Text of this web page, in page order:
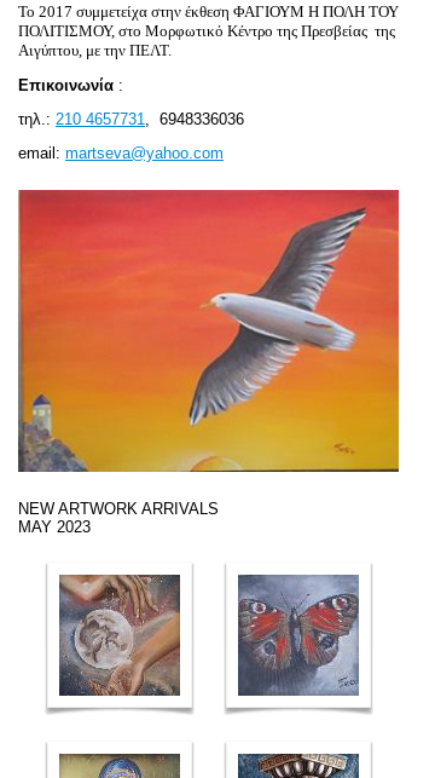
Το 2017 συμμετείχα στην έκθεση ΦΑΓΙΟΥΜ Η ΠΟΛΗ ΤΟΥ
ΠΟΛΙΤΙΣΜΟΥ, στο Μορφωτικό Κέντρο της Πρεσβείας της
Αιγύπτου, με την ΠΕΛΤ.
Επικοινωνία :
τηλ.: 210 4657731
6948336036
email: martseva@yahoo.com
NEW ARTWORK ARRIVALS
MAY 2023